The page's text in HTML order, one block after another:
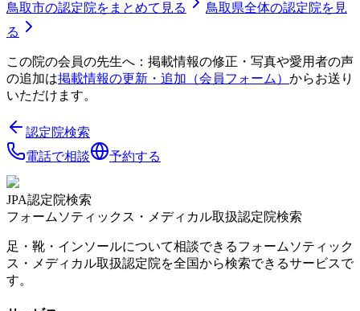
鳥取市の認定院をまとめて見る 鳥取県全体の認定院を見
る
この院の会員の先生へ：掲載情報の修正・写真や愛用者の声
の追加は掲載情報の更新・追加（会員フォーム） からお送り
いただけます。
認定院検索
電話で相談
予約する
JPA認定院検索
フォームソティックス・メディカル取扱認定院検索
足・靴・インソールについて相談できるフォームソティック
ス・メディカル取扱認定院を全国から検索できるサービスで
す。